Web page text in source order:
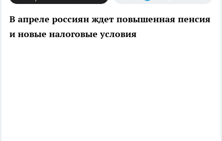
В апреле россиян ждет повышенная пенсия
и новые налоговые условия